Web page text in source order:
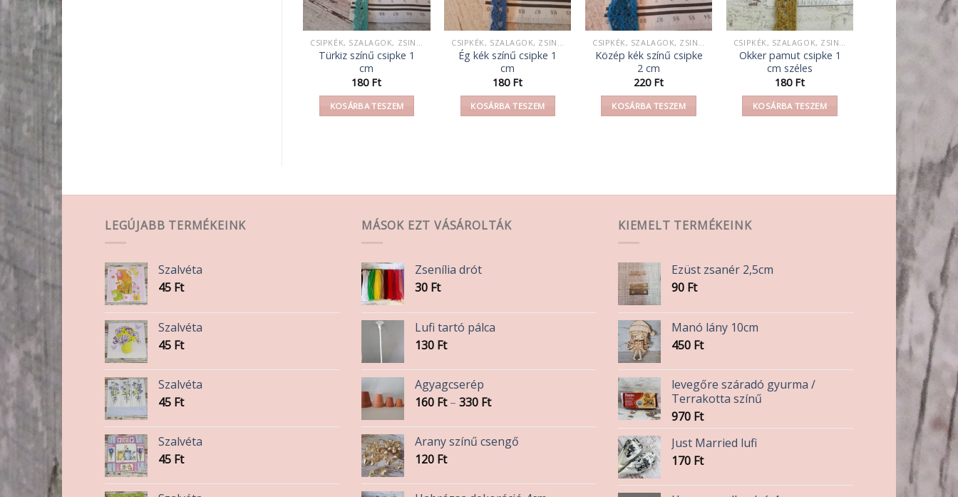
CSIPKÉK, SZALAGOK, ZSINEGEK, KÖTELEK, FONAL,
Türkiz színű csipke 1
cm
180 Ft
KOSÁRBA TESZEM
CSIPKÉK, SZALAGOK, ZSINEGEK, KÖTELEK, FONAL,
Ég kék színű csipke 1
cm
180 Ft
KOSÁRBA TESZEM
CSIPKÉK, SZALAGOK, ZSINEGEK, KÖTELEK, FONAL,
Közép kék színű csipke
2 cm
220 Ft
KOSÁRBA TESZEM
CSIPKÉK, SZALAGOK, ZSINEGEK, KÖTELEK, FONAL,
Okker pamut csipke 1
cm széles
180 Ft
KOSÁRBA TESZEM
Lime színű csipke 2 cm
LEGÚJABB TERMÉKEINK
Szalvéta
45 Ft
Szalvéta
45 Ft
Szalvéta
45 Ft
Szalvéta
45 Ft
MÁSOK EZT VÁSÁROLTÁK
Zsenília drót
30 Ft
Lufi tartó pálca
130 Ft
Agyagcserép
160 Ft – 330 FtÁrtartomány:
-
330 Ft
Arany színű csengő
120 Ft
KIEMELT TERMÉKEINK
Ezüst zsanér 2,5cm
90 Ft
Manó lány 10cm
450 Ft
levegőre száradó gyurma /
Terrakotta színű
970 Ft
Just Married lufi
170 Ft